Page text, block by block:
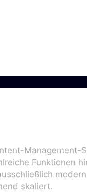
Funktionen
skaliert.